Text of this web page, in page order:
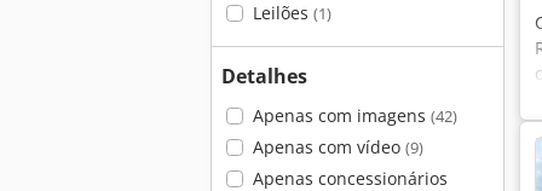
Leilões (1)
Detalhes
Apenas com imagens (42)
Apenas com vídeo (9)
Apenas concessionários